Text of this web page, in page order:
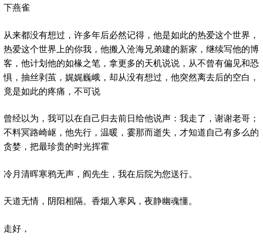
下燕雀
从来都没有想过，许多年后必然记得，他是如此的热爱这个世界，
热爱这个世界上的你我，他搬入沧海兄弟建的新家，继续写他的博
客，他计划他的如椽之笔，拿更多的天机说说，从不曾有偏见和恐
惧，抽丝剥茧，娓娓巍峨，却从没有想过，他突然离去后的空白，
竟是如此的疼痛，不可说
曾经以为，我可以在自己归去前日给他说声：我走了，谢谢老哥；
不料冥路崎岖，他先行，温暖，霎那而逝失，才知道自己有多么的
贪婪，把最珍贵的时光挥霍
冷月清晖寒鸦无声，阎先生，我在后院为您送行。
天道无情，阴阳相隔。香烟入寒风，夜静幽魂懂。
走好，